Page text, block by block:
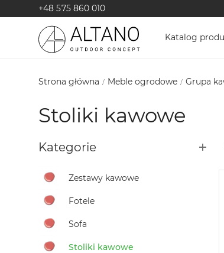
+48 575 860 010
Katalog
Strona główna Meble ogrodowe Grupa
Stoliki kawowe
Kategorie
Zestawy kawowe
Fotele
Sofa
Stoliki kawowe